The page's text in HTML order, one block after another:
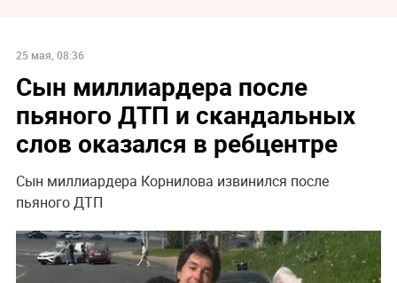
25 мая, 08:36
Сын миллиардера после
пьяного ДТП и скандальных
слов оказался в ребцентре
Сын миллиардера Корнилова извинился после
пьяного ДТП